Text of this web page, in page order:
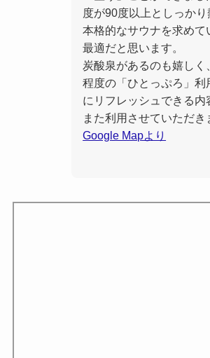
度が90度以上としっかり
本格的なサウナを求めて
最適だと思います。
炭酸泉があるのも嬉しく
程度の「ひとっぷろ」利
にリフレッシュできる内
また利用させていただき
Google Mapより